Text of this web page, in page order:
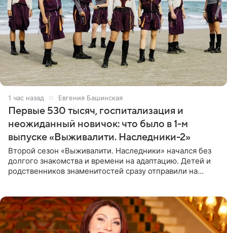
1 час назад Евгения Башинская
Первые 530 тысяч, госпитализация и
неожиданный новичок: что было в 1-м
выпуске «Выживалити. Наследники-2»
Второй сезон «Выживалити. Наследники» начался без
долгого знакомства и времени на адаптацию. Детей и
родственников знаменитостей сразу отправили на